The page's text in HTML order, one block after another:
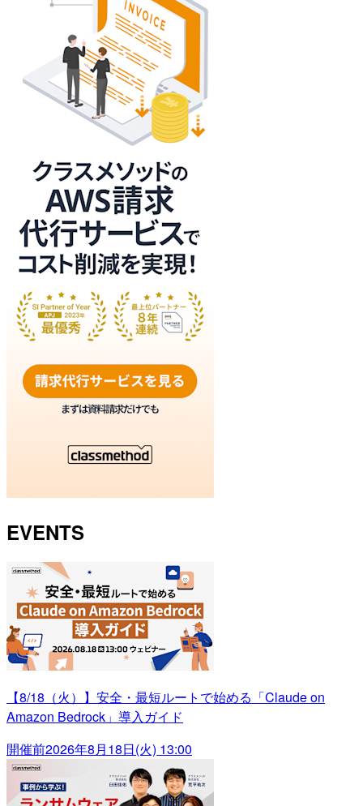
EVENTS
【8/18（火）】安全・最短ルートで始める「Claude on
Amazon Bedrock」導入ガイド
開催前2026年8月18日(火) 13:00